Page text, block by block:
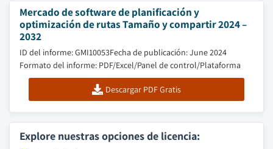
Mercado de software de planificación y
optimización de rutas Tamaño y compartir 2024 –
2032
ID del informe: GMI10053Fecha de publicación: June 2024
Formato del informe: PDF/Excel/Panel de control/Plataforma
Descargar PDF Gratis
Explore nuestras opciones de licencia: